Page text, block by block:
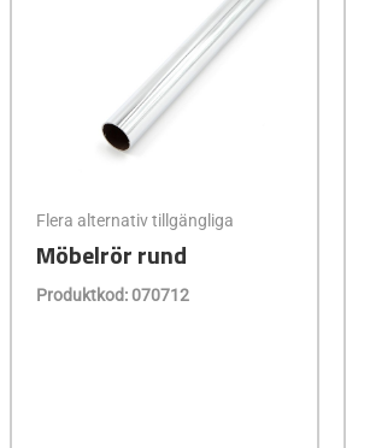
Flera alternativ tillgängliga
Möbelrör rund
Produktkod: 070712